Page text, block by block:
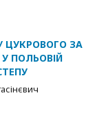
ЦУКРОВОГО ЗА
ПОЛЬОВІЙ